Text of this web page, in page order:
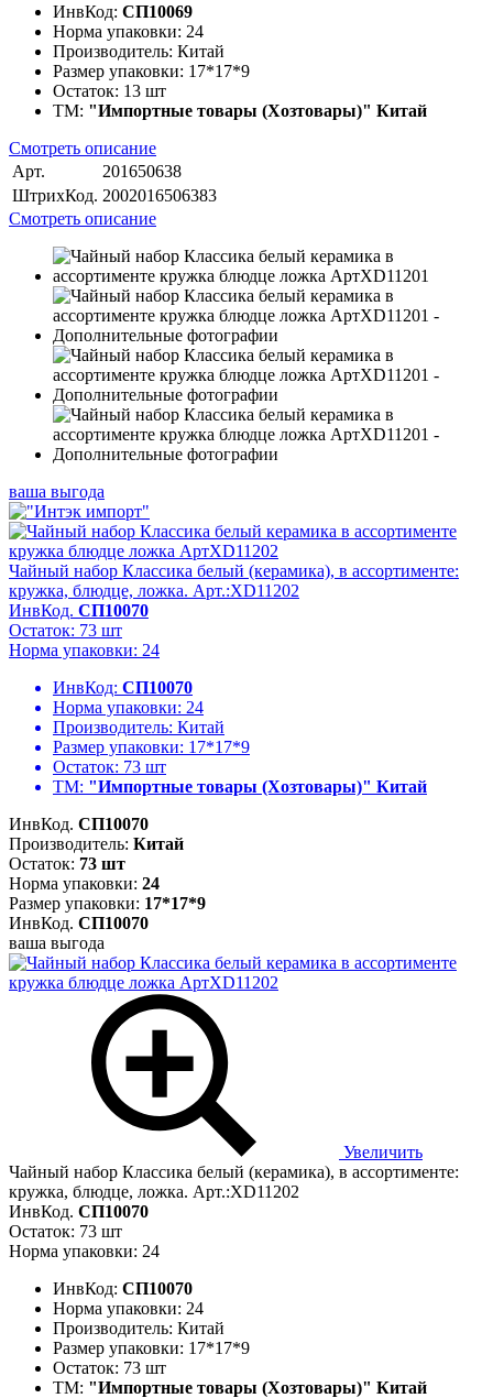
ИнвКод: СП10069
Норма упаковки: 24
Производитель: Китай
Размер упаковки: 17*17*9
Остаток: 13 шт
ТМ: "Импортные товары (Хозтовары)" Китай
Смотреть описание
Арт.
201650638
ШтрихКод. 2002016506383
Смотреть описание
ваша выгода
Чайный набор Классика белый (керамика), в ассортименте:
кружка, блюдце, ложка. Арт.:XD11202
ИнвКод. СП10070
Остаток: 73 шт
Норма упаковки: 24
ИнвКод: СП10070
Норма упаковки: 24
Производитель: Китай
Размер упаковки: 17*17*9
Остаток: 73 шт
ТМ: "Импортные товары (Хозтовары)" Китай
ИнвКод. СП10070
Производитель: Китай
Остаток: 73 шт
Норма упаковки: 24
Размер упаковки: 17*17*9
ИнвКод. СП10070
ваша выгода
Увеличить
Чайный набор Классика белый (керамика), в ассортименте:
кружка, блюдце, ложка. Арт.:XD11202
ИнвКод. СП10070
Остаток: 73 шт
Норма упаковки: 24
ИнвКод: СП10070
Норма упаковки: 24
Производитель: Китай
Размер упаковки: 17*17*9
Остаток: 73 шт
ТМ: "Импортные товары (Хозтовары)" Китай